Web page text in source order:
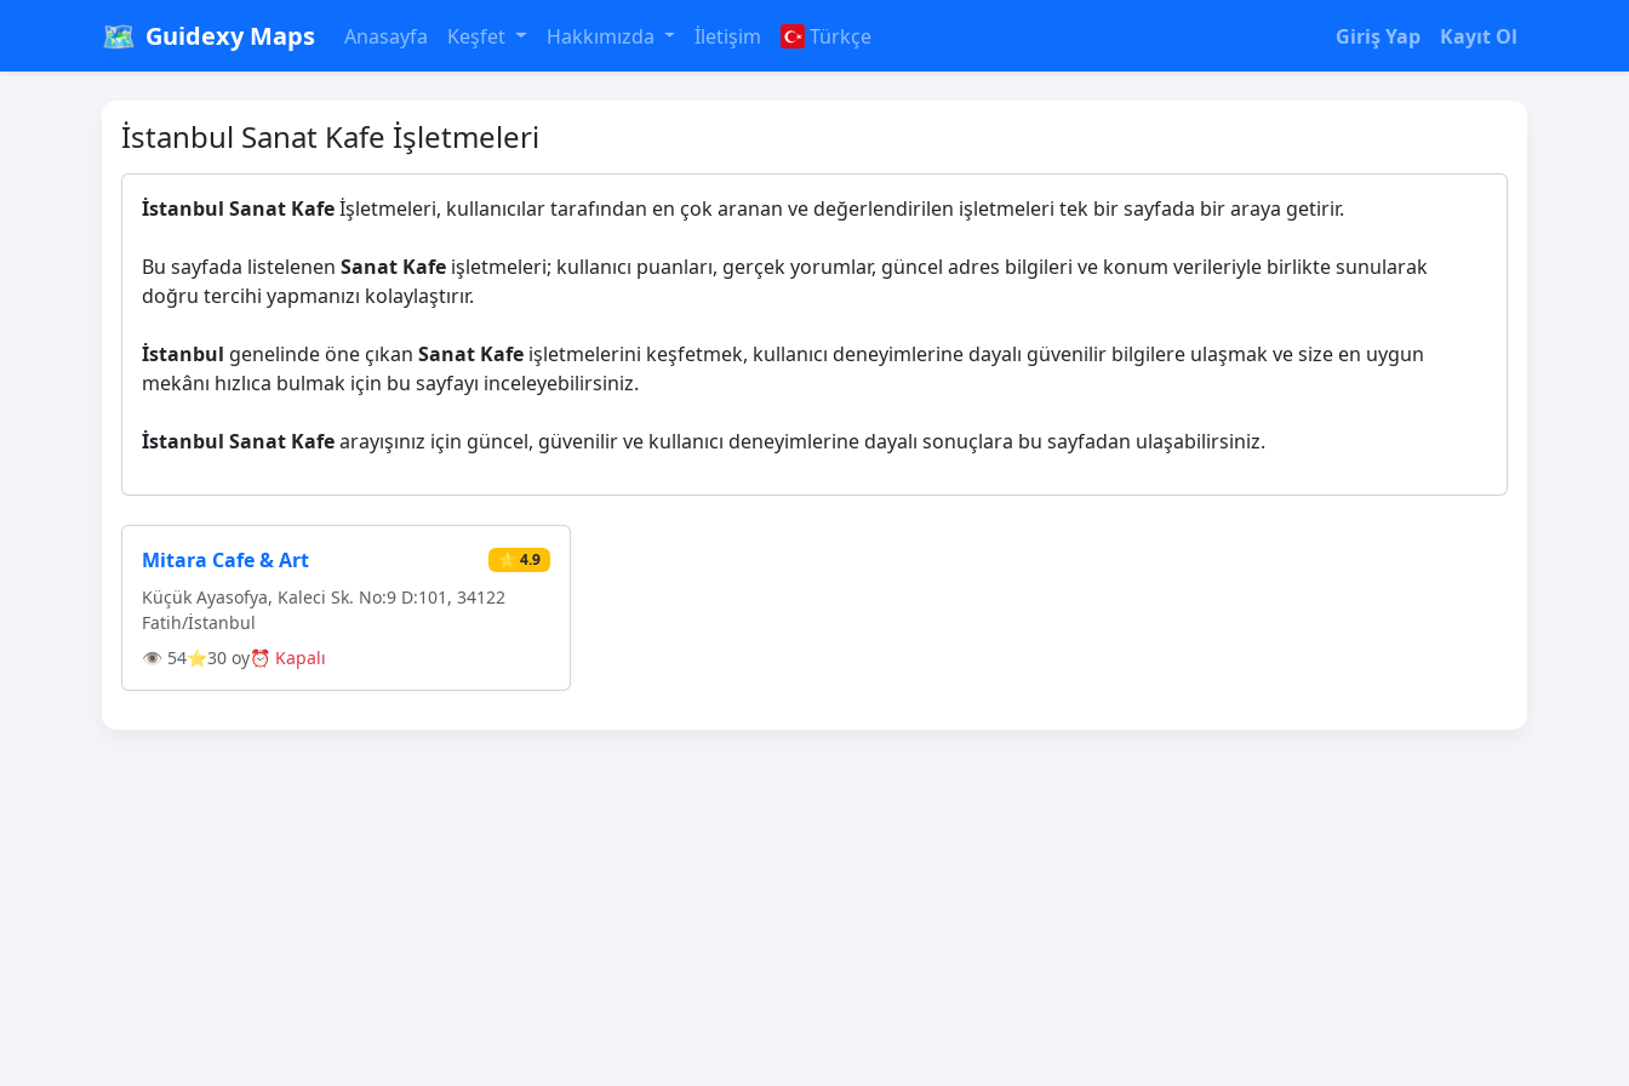
🗺️ Guidexy Maps Anasayfa Keşfet Hakkımızda İletişim Türkçe Giriş Yap Kayıt Ol
İstanbul Sanat Kafe İşletmeleri
İstanbul Sanat Kafeİşletmeleri, kullanıcılar tarafından en çok aranan ve değerlendirilen işletmeleri tek bir sayfada bir araya getirir.
Bu sayfada listelenen Sanat Kafe işletmeleri; kullanıcı puanları, gerçek yorumlar, güncel adres bilgileri ve konum verileriyle birlikte sunularak
doğru tercihi yapmanızı kolaylaştırır.
İstanbul genelinde öne çıkan Sanat Kafe işletmelerini keşfetmek, kullanıcı deneyimlerine dayalı güvenilir bilgilere ulaşmak ve size en uygun
mekânı hızlıca bulmak için bu sayfayı inceleyebilirsiniz.
İstanbul Sanat Kafearayışınız için güncel, güvenilir ve kullanıcı deneyimlerine dayalı sonuçlara bu sayfadan ulaşabilirsiniz.
Mitara Cafe & Art ⭐ 4.9
Küçük Ayasofya, Kaleci Sk. No:9 D:101, 34122
Fatih/İstanbul
👁 54⭐30 oy⏰ Kapalı